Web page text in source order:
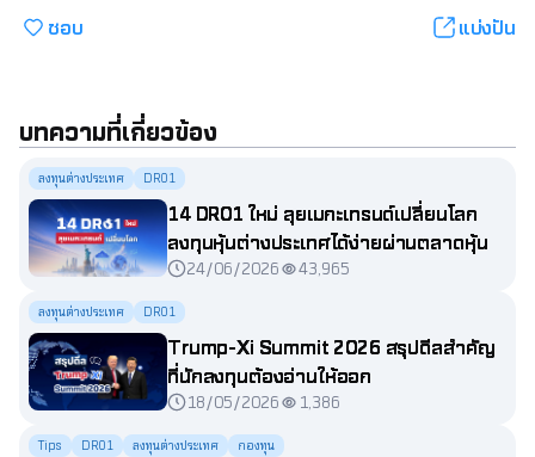
ชอบ แบ่งปัน
บทความที่เกี่ยวข้อง
ลงทุนต่างประเทศ DR01
14 DR01 ใหม่ ลุยเมกะเทรนด์เปลี่ยนโลก
ลงทุนหุ้นต่างประเทศได้ง่ายผ่านตลาดหุ้น
ไทย24/06/2026 43,965
ลงทุนต่างประเทศ DR01
Trump-Xi Summit 2026 สรุปดีลสำคัญ
ที่นักลงทุนต้องอ่านให้ออก
18/05/2026 1,386
Tips DR01 ลงทุนต่างประเทศ กองทุน